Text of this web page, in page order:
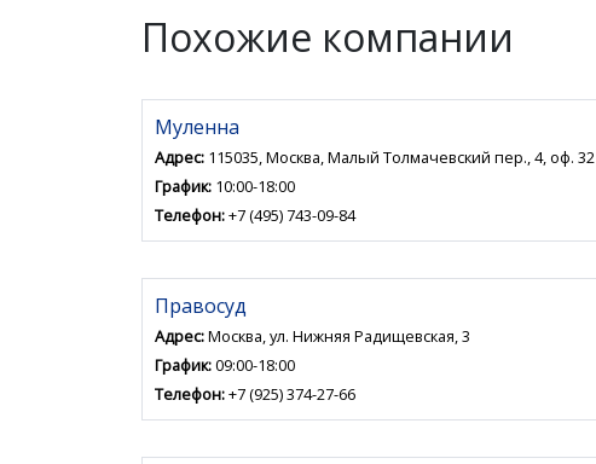
Похожие компании
Муленна
Адрес: 115035, Москва, Малый Толмачевский пер., 4, оф. 32
График: 10:00-18:00
Телефон:+7 (495) 743-09-84
Правосуд
Адрес:Москва, ул. Нижняя Радищевская, 3
График:09:00-18:00
Телефон:+7 (925) 374-27-66